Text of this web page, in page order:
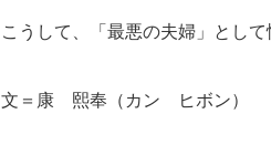
こうして、「最悪の夫婦」とし
文＝康 熙奉（カン ヒボン）